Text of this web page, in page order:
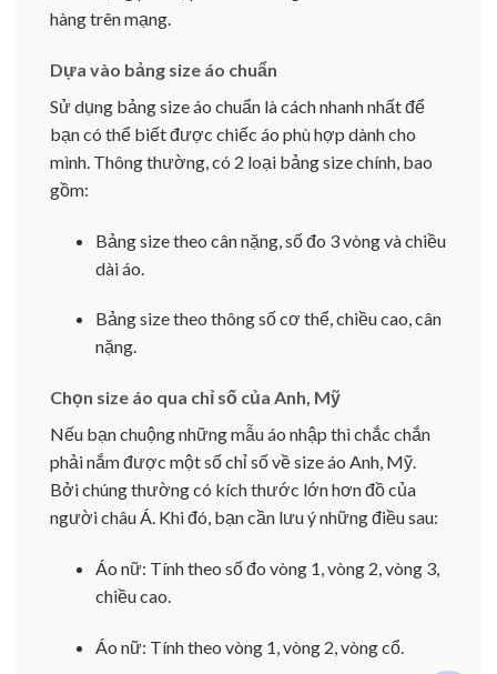
hàng trên mạng.
Dựa vào bảng size áo chuẩn
Sử dụng bảng size áo chuẩn là cách nhanh nhất để
bạn có thể biết được chiếc áo phù hợp dành cho
mình. Thông thường, có 2 loại bảng size chính, bao
gồm:
Bảng size theo cân nặng, số đo 3 vòng và chiều
dài áo.
Bảng size theo thông số cơ thể, chiều cao, cân
nặng.
Chọn size áo qua chỉ số của Anh, Mỹ
Nếu bạn chuộng những mẫu áo nhập thì chắc chắn
phải nắm được một số chỉ số về size áo Anh, Mỹ.
Bởi chúng thường có kích thước lớn hơn đồ của
người châu Á. Khi đó, bạn cần lưu ý những điều sau:
Áo nữ: Tính theo số đo vòng 1, vòng 2, vòng 3,
chiều cao.
Áo nữ: Tính theo vòng 1, vòng 2, vòng cổ.